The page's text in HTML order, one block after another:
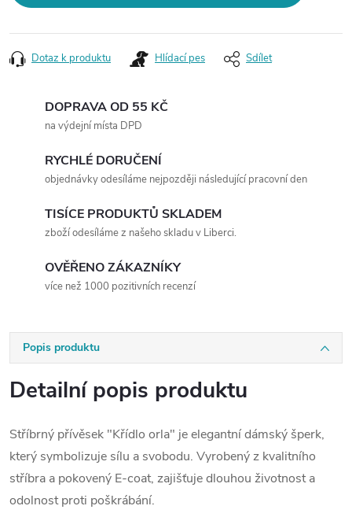
Dotaz k produktu Hlídací pes Sdílet
DOPRAVA OD 55 KČ
na výdejní místa DPD
RYCHLÉ DORUČENÍ
objednávky odesíláme nejpozději následující pracovní den
TISÍCE PRODUKTŮ SKLADEM
zboží odesíláme z našeho skladu v Liberci.
OVĚŘENO ZÁKAZNÍKY
více než 1000 pozitivních recenzí
Popis produktu
Detailní popis produktu
Stříbrný přívěsek "Křídlo orla" je elegantní dámský šperk,
který symbolizuje sílu a svobodu. Vyrobený z kvalitního
stříbra a pokovený E-coat, zajišťuje dlouhou životnost a
odolnost proti poškrábání.